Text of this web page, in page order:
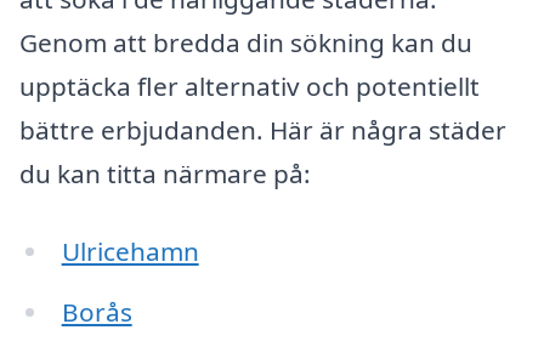
Genom att bredda din sökning kan du
upptäcka fler alternativ och potentiellt
bättre erbjudanden. Här är några städer
du kan titta närmare på:
Ulricehamn
Borås